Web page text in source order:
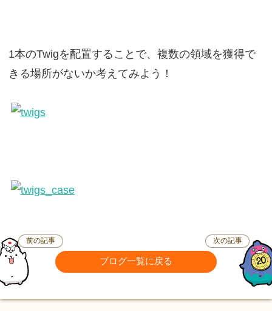
1本のTwigを配置することで、複数の領域を獲得で
きる場所がないか考えてみよう！
前の記事
ブログ一覧に戻る
次の記事